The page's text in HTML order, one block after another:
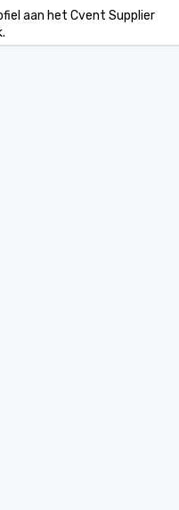
aan het Cvent Supplier